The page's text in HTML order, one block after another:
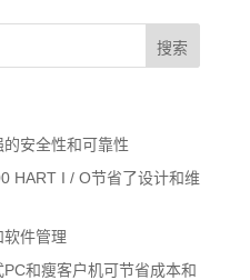
安全性和可靠性
HART I / O节省了设计和维
件管理
和瘦客户机可节省成本和